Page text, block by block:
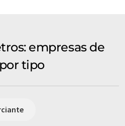
empresas de
tipo